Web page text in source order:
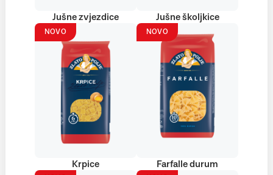
Jušne zvjezdice Jušne školjkice
NOVO
Krpice
NOVO
Farfalle durum